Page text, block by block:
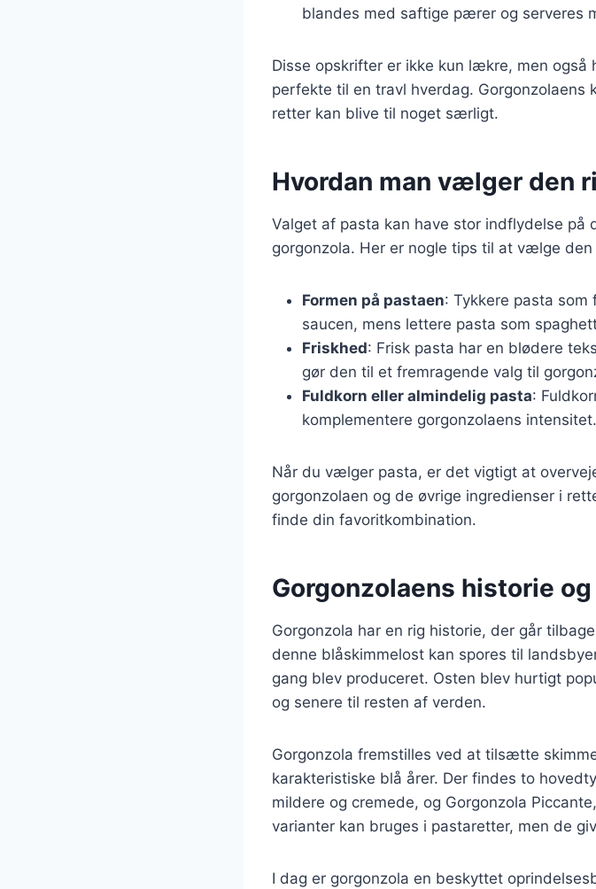
blandes med saftige pærer og serveres
Disse opskrifter er ikke kun lækre, men
perfekte til en travl hverdag. Gorgonzolaens
retter kan blive til noget særligt.
Hvordan man vælger den
Valget af pasta kan have stor indflydelse på
gorgonzola. Her er nogle tips til at vælge
Formen på pastaen: Tykkere pasta
saucen, mens lettere pasta som
Friskhed: Frisk pasta har en blødere
gør den til et fremragende valg til
Fuldkorn eller almindelig pasta:
komplementere gorgonzolaens intensitet.
Når du vælger pasta, er det vigtigt at
gorgonzolaen og de øvrige ingredienser i
finde din favoritkombination.
Gorgonzolaens historie
Gorgonzola har en rig historie, der går
denne blåskimmelost kan spores til
gang blev produceret. Osten blev hurtigt
og senere til resten af verden.
Gorgonzola fremstilles ved at tilsætte
karakteristiske blå årer. Der findes to
mildere og cremede, og Gorgonzola
varianter kan bruges i pastaretter, men de
I dag er gorgonzola en beskyttet